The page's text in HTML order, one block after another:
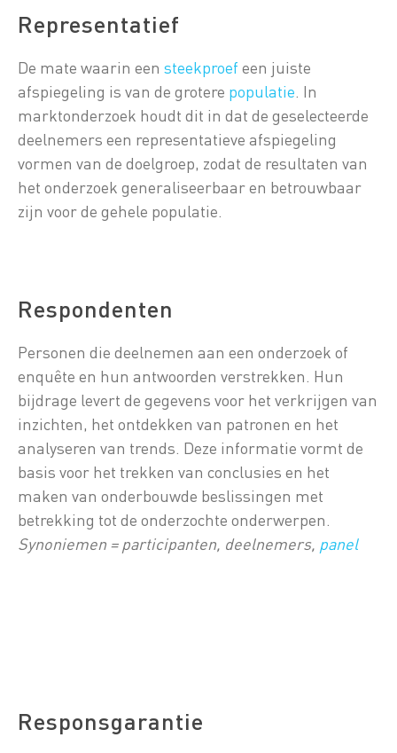
Representatief
De mate waarin een steekproef een juiste
afspiegeling is van de grotere populatie . In
marktonderzoek houdt dit in dat de geselecteerde
deelnemers een representatieve afspiegeling
vormen van de doelgroep, zodat de resultaten van
het onderzoek generaliseerbaar en betrouwbaar
zijn voor de gehele populatie.
Respondenten
Personen die deelnemen aan een onderzoek of
enquête en hun antwoorden verstrekken. Hun
bijdrage levert de gegevens voor het verkrijgen van
inzichten, het ontdekken van patronen en het
analyseren van trends. Deze informatie vormt de
basis voor het trekken van conclusies en het
maken van onderbouwde beslissingen met
betrekking tot de onderzochte onderwerpen.
Synoniemen = participanten, deelnemers, panel
Responsgarantie